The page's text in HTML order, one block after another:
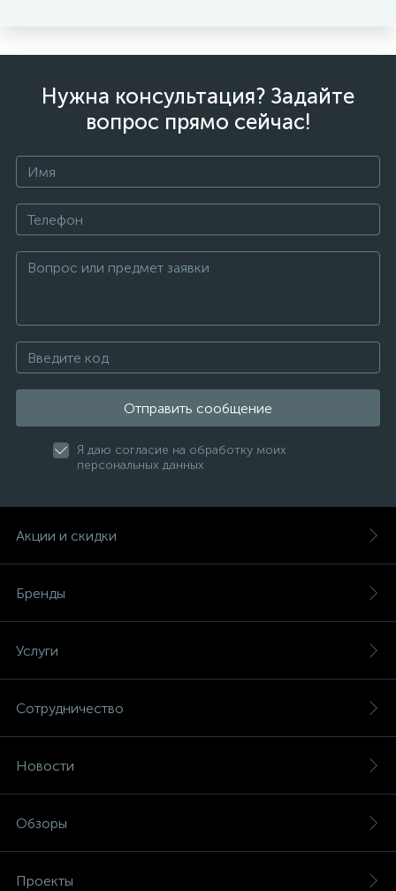
Нужна консультация? Задайте
вопрос прямо сейчас!
Отправить сообщение
Я даю согласие на обработку моих
персональных данных
Акции и скидки
Бренды
Услуги
Сотрудничество
Новости
Обзоры
Проекты